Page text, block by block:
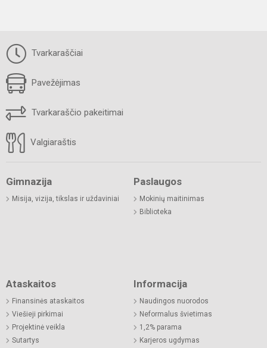
Tvarkaraščiai
Pavežėjimas
Tvarkaraščio pakeitimai
Valgiaraštis
Gimnazija
Misija, vizija, tikslas ir uždaviniai
Paslaugos
Mokinių maitinimas
Biblioteka
Ataskaitos
Finansinės ataskaitos
Viešieji pirkimai
Projektinė veikla
Sutartys
Informacija
Naudingos nuorodos
Neformalus švietimas
1,2% parama
Karjeros ugdymas